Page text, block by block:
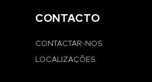
CONTACTO
CONTACTAR-NOS
LOCALIZAÇÕES